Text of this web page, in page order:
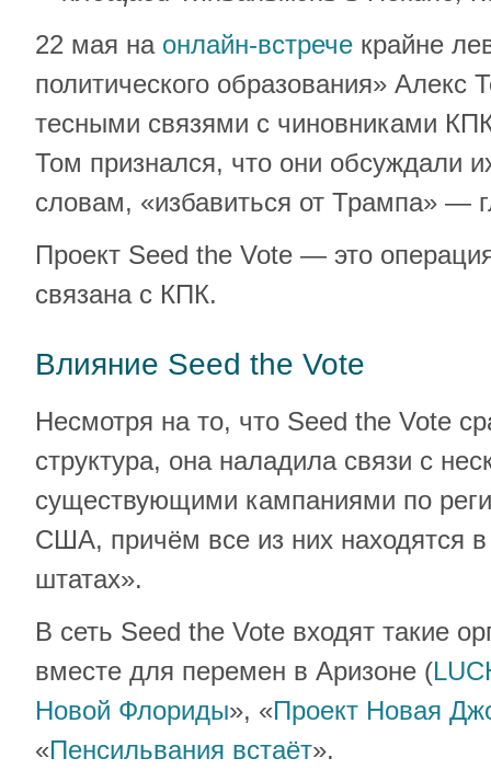
22 мая на онлайн-встрече крайне
политического образования» Алекс
тесными связями с чиновниками
Том признался, что они обсуждали
словам, «избавиться от Трампа» —
Проект Seed the Vote — это
связана с КПК.
Влияние Seed the Vote
Несмотря на то, что Seed the Vote
структура, она наладила связи с
существующими кампаниями по
США, причём все из них находятся
штатах».
В сеть Seed the Vote входят такие
вместе для перемен в Аризоне (
Новой Флориды», «Проект Новая
«Пенсильвания встаёт».